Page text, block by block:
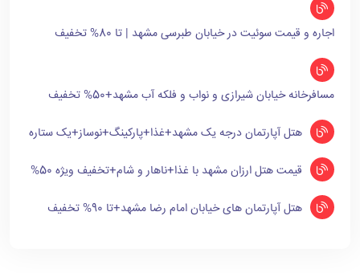
اجاره و قیمت سوئیت در خیابان طبرسی مشهد | تا 80% تخفیف
مسافرخانه خیابان شیرازی و نواب و فلکه آب مشهد+50% تخفیف
هتل آپارتمان درجه یک مشهد+غذا+پارکینگ+نوساز+یک ستاره
قیمت هتل ارزان مشهد با غذا+ناهار و شام+تخفیف ویژه 50%
هتل آپارتمان های خیابان امام رضا مشهد+تا 90% تخفیف